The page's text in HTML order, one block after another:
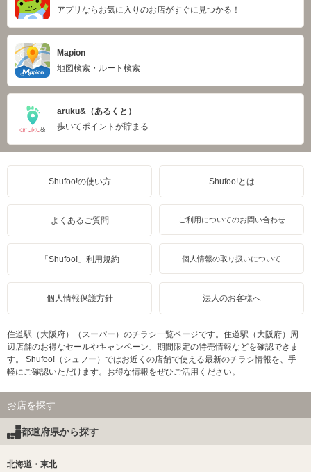
アプリならお気に入りのお店がすぐに見つかる！
Mapion
地図検索・ルート検索
aruku&（あるくと）
歩いてポイントが貯まる
Shufoo!の使い方 Shufoo!とは
よくあるご質問 ご利用についてのお問い合わせ
「Shufoo!」利用規約 個人情報の取り扱いについて
個人情報保護方針 法人のお客様へ
住道駅（大阪府）（スーパー）のチラシ一覧ページです。住道駅（大阪府）周
辺店舗のお得なセールやキャンペーン、期間限定の特売情報などを確認できま
す。 Shufoo!（シュフー）ではお近くの店舗で使える最新のチラシ情報を、手
軽にご確認いただけます。お得な情報をぜひご活用ください。
お店を探す
都道府県から探す
北海道・東北